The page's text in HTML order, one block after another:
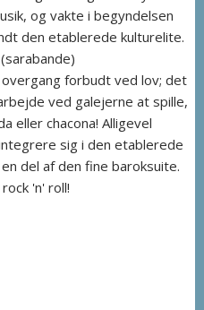
og vakte i begyndelsen
den etablerede kulturelite.
(sarabande)
overgang forbudt ved lov; det
ved galejerne at spille,
eller chacona! Alligevel
sig i den etablerede
del af den fine baroksuite.
'n' roll!